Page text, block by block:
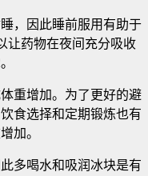
，因此睡前服用有助于
让药物在夜间充分吸收
重增加。为了更好的避
食选择和定期锻炼也有
加。
多喝水和吸润冰块是有